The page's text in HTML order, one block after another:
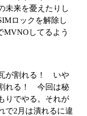
未来を憂えたりし
ロックを解除し
MVNOしてるよう
が割れる！ いや
れる！ 今回は秘
りでやる。それが
で2月は潰れるに違